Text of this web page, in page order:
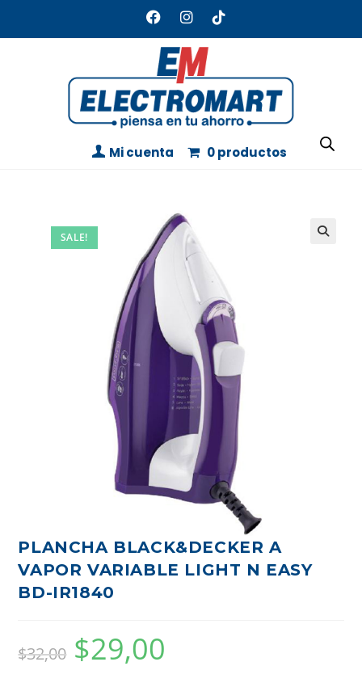
Mi cuenta 0 productos
SALE!
PLANCHA BLACK&DECKER A
VAPOR VARIABLE LIGHT N EASY
BD-IR1840
$32,00 $29,00